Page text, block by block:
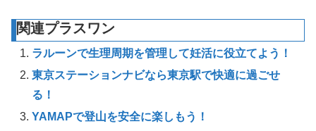
関連プラスワン
ラルーンで生理周期を管理して妊活に役立てよう！
東京ステーションナビなら東京駅で快適に過ごせ
る！
YAMAPで登山を安全に楽しもう！